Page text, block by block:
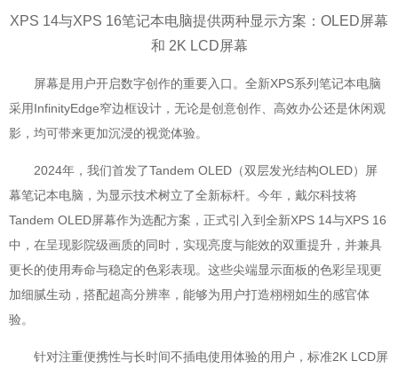
XPS 14与XPS 16笔记本电脑提供两种显示方案：OLED屏幕
和 2K LCD屏幕
屏幕是用户开启数字创作的重要入口。全新XPS系列笔记本电脑
采用InfinityEdge窄边框设计，无论是创意创作、高效办公还是休闲观
影，均可带来更加沉浸的视觉体验。
2024年，我们首发了Tandem OLED（双层发光结构OLED）屏
幕笔记本电脑，为显示技术树立了全新标杆。今年，戴尔科技将
Tandem OLED屏幕作为选配方案，正式引入到全新XPS 14与XPS 16
中，在呈现影院级画质的同时，实现亮度与能效的双重提升，并兼具
更长的使用寿命与稳定的色彩表现。这些尖端显示面板的色彩呈现更
加细腻生动，搭配超高分辨率，能够为用户打造栩栩如生的感官体
验。
针对注重便携性与长时间不插电使用体验的用户，标准2K LCD屏